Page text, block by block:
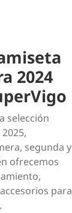
2024
selección
segunda y
ofrecemos
para